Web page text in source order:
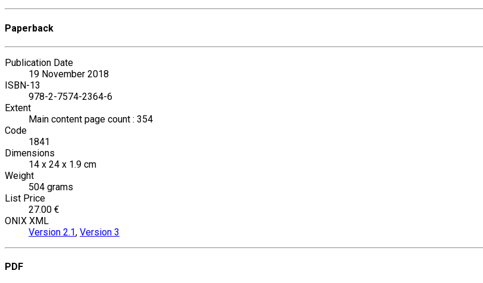
Paperback
Publication Date
19 November 2018
ISBN-13
978-2-7574-2364-6
Extent
Main content page count : 354
Code
1841
Dimensions
14 x 24 x 1.9 cm
Weight
504 grams
List Price
27.00 €
ONIX XML
Version 2.1, Version 3
PDF